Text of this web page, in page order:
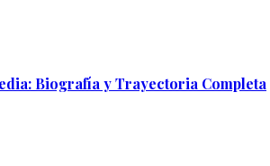
Biografía y Trayectoria Completa